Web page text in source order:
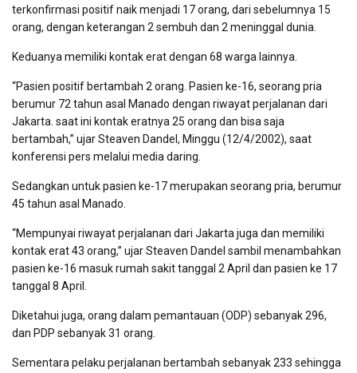
terkonfirmasi positif naik menjadi 17 orang, dari sebelumnya 15
orang, dengan keterangan 2 sembuh dan 2 meninggal dunia.
Keduanya memiliki kontak erat dengan 68 warga lainnya.
“Pasien positif bertambah 2 orang. Pasien ke-16, seorang pria
berumur 72 tahun asal Manado dengan riwayat perjalanan dari
Jakarta. saat ini kontak eratnya 25 orang dan bisa saja
bertambah,” ujar Steaven Dandel, Minggu (12/4/2002), saat
konferensi pers melalui media daring.
Sedangkan untuk pasien ke-17 merupakan seorang pria, berumur
45 tahun asal Manado.
“Mempunyai riwayat perjalanan dari Jakarta juga dan memiliki
kontak erat 43 orang,” ujar Steaven Dandel sambil menambahkan
pasien ke-16 masuk rumah sakit tanggal 2 April dan pasien ke 17
tanggal 8 April.
Diketahui juga, orang dalam pemantauan (ODP) sebanyak 296,
dan PDP sebanyak 31 orang.
Sementara pelaku perjalanan bertambah sebanyak 233 sehingga